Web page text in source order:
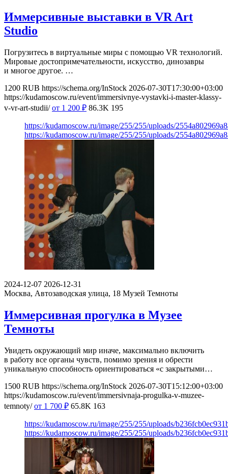
Иммерсивные выставки в VR Art
Studio
Погрузитесь в виртуальные миры с помощью VR технологий.
Мировые достопримечательности, искусство, динозавры
и многое другое. …
1200 RUB https://schema.org/InStock 2026-07-30T17:30:00+03:00
https://kudamoscow.ru/event/immersivnye-vystavki-i-master-klassy-
v-vr-art-studii/ от 1 200 ₽ 86.3K 195
https://kudamoscow.ru/image/255/255/uploads/
https://kudamoscow.ru/image/255/255/uploads/
2024-12-07 2026-12-31
Москва, Автозаводская улица, 18 Музей Темноты
Иммерсивная прогулка в Музее
Темноты
Увидеть окружающий мир иначе, максимально включить
в работу все органы чувств, помимо зрения и обрести
уникальную способность ориентироваться «с закрытыми…
1500 RUB https://schema.org/InStock 2026-07-30T15:12:00+03:00
https://kudamoscow.ru/event/immersivnaja-progulka-v-muzee-
temnoty/ от 1 700 ₽ 65.8K 163
https://kudamoscow.ru/image/255/255/uploads/
https://kudamoscow.ru/image/255/255/uploads/